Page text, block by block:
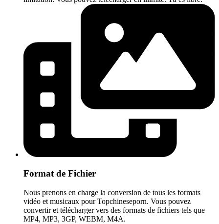
Format de Fichier
Nous prenons en charge la conversion de tous les formats
vidéo et musicaux pour Topchineseporn. Vous pouvez
convertir et télécharger vers des formats de fichiers tels que
MP4, MP3, 3GP, WEBM, M4A.